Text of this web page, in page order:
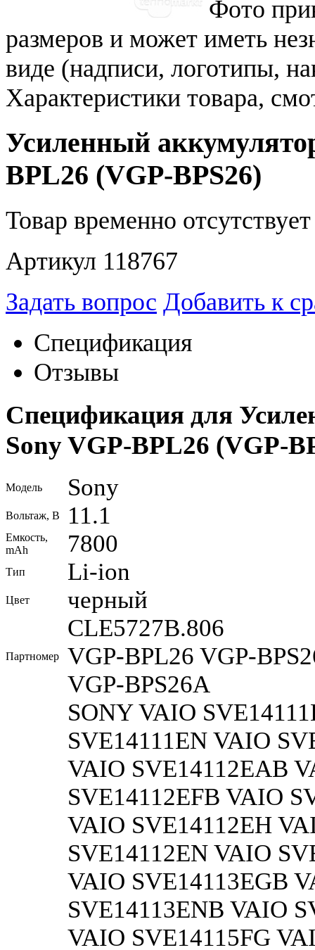
Фото
размеров и может иметь
виде (надписи, логотипы,
Характеристики товара,
Усиленный
BPL26 (VGP-BPS26)
Товар временно
Артикул 118767
Задать вопрос Добавить к
Спецификация
Отзывы
Спецификация для
Sony VGP-BPL26 (VGP-
Модель Sony
Вольтаж, В 11.1
Емкость,
mAh
7800
Тип Li-ion
Цвет черный
Партномер
CLE5727B.806
VGP-BPL26 VGP-
VGP-BPS26A
SONY VAIO SVE14111EG VAIO SVE14111EGB VAIO SVE14111EN VAIO SVE14111ENB VAIO SVE14112EA VAIO SVE14112EAB VAIO SVE14112EF VAIO SVE14112EFB VAIO SVE14112EG VAIO SVE14112EGB VAIO SVE14112EH VAIO SVE14112EHB VAIO SVE14112EN VAIO SVE14112ENB VAIO SVE14113EG VAIO SVE14113EGB VAIO SVE14113EN VAIO SVE14113ENB VAIO SVE14115FA VAIO SVE14115FAB VAIO SVE14115FG VAIO SVE14115FGB VAIO SVE14115FH VAIO SVE14115FHW VAIO SVE14115FN VAIO SVE14115FNB VAIO SVE14115FW VAIO SVE14116GN VAIO SVE14116GNB VAIO SVE14117GN VAIO SVE14117GNB VAIO SVE14118FG VAIO SVE14118FGB VAIO SVE14118FH VAIO SVE14118FHB VAIO SVE14118FW VAIO SVE14118FXP VAIO SVE14119FJB VAIO SVE14119FJP VAIO SVE14119FJW VAIO SVE1411AGN VAIO SVE1411AGNB VAIO SVE1411AJ VAIO SVE1411BFXP VAIO SVE1411JFXP VAIO SVE1411JFXW VAIO SVE14121CV VAIO SVE14121CVW VAIO SVE14122CA VAIO SVE14122CAB VAIO SVE14122CG VAIO SVE14122CH VAIO SVE14122CHW VAIO SVE14122CV VAIO SVE14122CVW VAIO SVE14123CN VAIO SVE14123CNB VAIO SVE14125CN VAIO SVE14125CNB VAIO SVE14125CXP VAIO SVE14125CXW VAIO SVE14126CA VAIO SVE14126CAB VAIO SVE14126CH VAIO SVE14126CHW VAIO SVE14126CV VAIO SVE14126CVW VAIO SVE14127CN VAIO SVE14127CNW VAIO SVE14128CH VAIO SVE14128CHB VAIO SVE14128CV VAIO SVE14128CVW VAIO SVE14128CW VAIO SVE141290X VAIO SVE1412AJ VAIO SVE14135CG VAIO SVE141390X VAIO SVE1413CCXP VAIO SVE1413CCXW VAIO SVE14A100C VAIO SVE14A15FA VAIO SVE14A15FAB VAIO SVE14A15FDH VAIO SVE14A15FF VAIO SVE14A15FFB VAIO SVE14A15FG VAIO SVE14A15FGB VAIO SVE14A15FGW VAIO SVE14A15FH VAIO SVE14A15FHB VAIO SVE14A15FN VAIO SVE14A15FNB VAIO SVE14A16FA VAIO SVE14A16FAH VAIO SVE14A16FG VAIO SVE14A16FGH VAIO SVE14A16FN VAIO SVE14A16FNH VAIO SVE14A18FJ/B VAIO SVE14A18FJ/P VAIO SVE14A18FJ/W VAIO SVE14A19FJ/B VAIO SVE14A19FJ/P VAIO SVE14A19FJ/W VAIO SVE14A1AJ VAIO SVE14A1HFXBC VAIO SVE14A23CDH VAIO SVE14A23CW VAIO SVE14A23CW/WI VAIO SVE14A25CA VAIO SVE14A25CAPI VAIO SVE14A25CDB VAIO SVE14A25CF VAIO SVE14A25CFB VAIO SVE14A25CG VAIO SVE14A25CGWI VAIO SVE14A25CH VAIO SVE14A25CHPI VAIO SVE14A25CN VAIO SVE14A25CNWI VAIO SVE14A25CV VAIO SVE14A25CVPI VAIO SVE14A25CXS VAIO SVE14A26CA VAIO SVE14A26CAH VAIO SVE14A26CF VAIO SVE14A26CFH VAIO SVE14A26CG VAIO SVE14A26CGS VAIO SVE14A26CH VAIO SVE14A26CHS VAIO SVE14A26CV VAIO SVE14A26CVH VAIO SVE14A26CW VAIO SVE14A26CW/S VAIO SVE14A27CA VAIO SVE14A27CAS VAIO SVE14A27CDH VAIO SVE14A27CG VAIO SVE14A27CGH VAIO SVE14A27CJW VAIO SVE14A27CN VAIO SVE14A27CNH VAIO SVE14A27CV VAIO SVE14A27CVH VAIO SVE14A28CJB VAIO SVE14A28CJP VAIO SVE14A28CJW VAIO SVE14A290S VAIO SVE14A290X VAIO SVE14A29CJS VAIO SVE14A2AJ VAIO SVE14A35CXH VAIO SVE14A37CXH VAIO SVE14A390X VAIO SVE15111EA VAIO SVE15111EAB VAIO SVE15111EF VAIO SVE15111EFB VAIO SVE15111EG VAIO SVE15111EGB VAIO SVE15111EN VAIO SVE15111ENB VAIO SVE15111FDB VAIO SVE15112FXS VAIO SVE15113EG VAIO SVE15113EGB VAIO SVE15113EN VAIO SVE15113ENB VAIO SVE15113FDB VAIO SVE15113FDP VAIO SVE15113FDW VAIO SVE15113FJW VAIO SVE15114FJB VAIO SVE15114FJP VAIO SVE15114FJW VAIO SVE15115EA VAIO SVE15115EAB VAIO SVE15115EG VAIO SVE15115EGB VAIO SVE15115EH VAIO SVE15115EHW VAIO SVE15115EN VAIO SVE15115ENW VAIO SVE15116EA VAIO SVE15116EAB VAIO SVE15116EF VAIO SVE15116EFW VAIO SVE15116EG VAIO SVE15116EGB VAIO SVE15116EN VAIO SVE15116ENB VAIO SVE15117FDB VAIO SVE15117FG VAIO SVE15117FGB VAIO SVE15117FH VAIO SVE15117FHW VAIO SVE15117FJB VAIO SVE15117FJP VAIO SVE15117FJW VAIO SVE15117FN VAIO SVE15117FNB VAIO SVE15117FW VAIO SVE15118FA VAIO SVE15118FAB VAIO SVE15118FG VAIO SVE15118FGB VAIO SVE15118FN VAIO SVE15118FNB VAIO SVE15118FW VAIO SVE15119FJB VAIO SVE15119FJP VAIO SVE15119FJW VAIO SVE1511AEN VAIO SVE1511AENB VAIO SVE1511AFXS VAIO SVE1511AJ VAIO SVE15121CA VAIO SVE15121CAB VAIO SVE15121CF VAIO SVE15121CFB VAIO SVE15121CV VAIO SVE15121CVB VAIO SVE15122CA VAIO SVE15122CAW VAIO SVE15122CXP VAIO SVE15122CXW VAIO SVE15123CDS VAIO SVE15123CJW VAIO SVE15123CN VAIO SVE15123CNB VAIO SVE15123CV VAIO SVE15123CVW VAIO SVE15125CJW VAIO SVE15125CN VAIO SVE15125CNB VAIO SVE15126CA VAIO SVE15126CAP VAIO SVE15126CF VAIO SVE15126CFB VAIO SVE15126CH VAIO SVE15126CHW VAIO SVE15126CN VAIO SVE15126CNW VAIO SVE15126CV VAIO SVE15126CVP VAIO SVE15126CXS VAIO SVE15127CA VAIO